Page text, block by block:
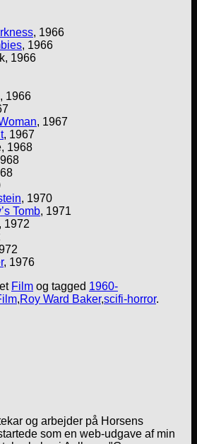
, 1966
, 1966
1966
1966
, 1967
, 1967
1968
, 1970
Tomb, 1971
1972
, 1976
Film og tagged 1960-
,Roy Ward Baker,scifi-horror.
og arbejder på Horsens
som en web-udgave af min